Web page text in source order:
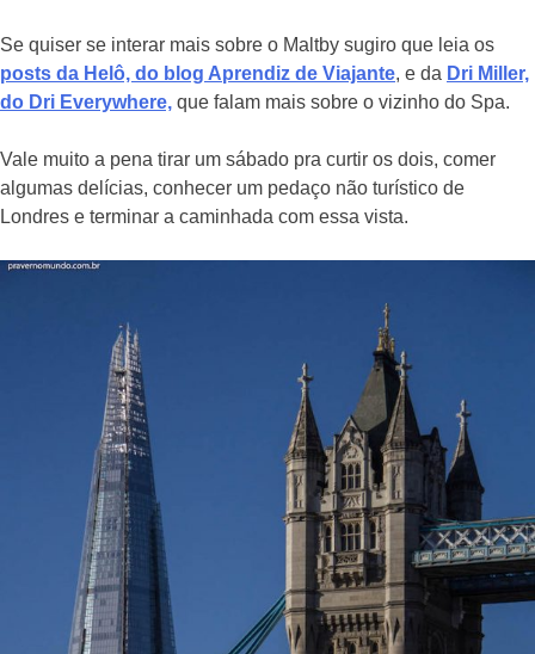
Se quiser se interar mais sobre o Maltby sugiro que leia os
posts da Helô, do blog Aprendiz de Viajante, e da Dri Miller,
do Dri Everywhere, que falam mais sobre o vizinho do Spa.
Vale muito a pena tirar um sábado pra curtir os dois, comer
algumas delícias, conhecer um pedaço não turístico de
Londres e terminar a caminhada com essa vista.